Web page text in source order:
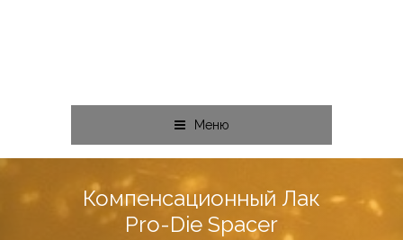
Меню
Компенсационный Лак
Pro-Die Spacer